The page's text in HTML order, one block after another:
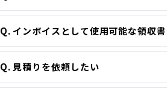
Q. インボイスとして使用可能な領収
Q. 見積りを依頼したい